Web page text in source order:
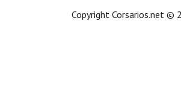
Copyright Corsarios.net ©